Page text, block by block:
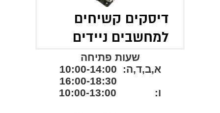
דיסקים קשיחים
למחשבים ניידים
שעות פתיחה
א,ב,ד,ה: 10:00-14:00
ו: 10:00-13:00